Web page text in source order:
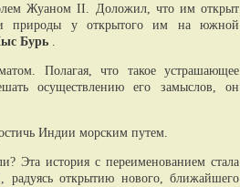
Жуаном II. Доложил, что им открыт
природы у открытого им на южной
Бурь .
Полагая, что такое устрашающее
осуществлению его замыслов, он
Индии морским путем.
Эта история с переименованием стала
радуясь открытию нового, ближайшего